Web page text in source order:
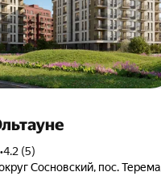
•4.2 (5)
Сосновский, пос.